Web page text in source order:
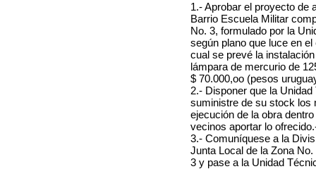
1.- Aprobar el proyecto de
Barrio Escuela Militar
No. 3, formulado por la
según plano que luce en
cual se prevé la
lámpara de mercurio de
$ 70.000,oo (pesos
2.- Disponer que la
suministre de su stock los
ejecución de la obra
vecinos aportar lo
3.- Comuníquese a la
Junta Local de la Zona
3 y pase a la Unidad